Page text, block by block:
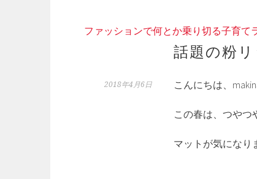
ファッションで何とか乗り切る子育て
話題の粉
2018年4月6日 こんにちは、
この春は、つやつ
マットが気になり